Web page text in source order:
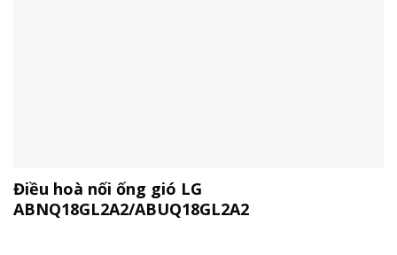
Điều hoà nối ống gió LG
ABNQ18GL2A2/ABUQ18GL2A2